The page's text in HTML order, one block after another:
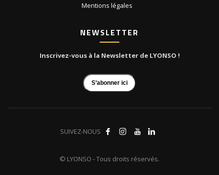
Mentions légales
NEWSLETTER
Inscrivez-vous à la Newsletter de LYONSO !
S’abonner ici
SUIVEZ-NOUS
© LYONSO - Tous droits réservés.